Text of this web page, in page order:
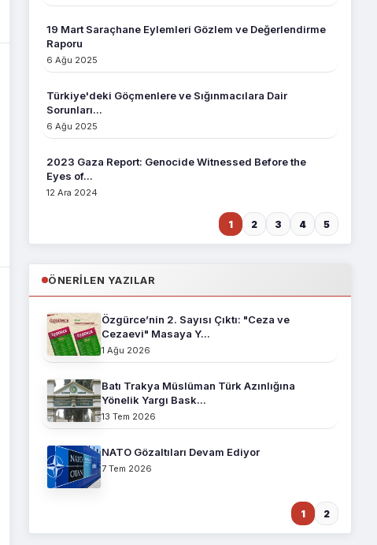
19 Mart Saraçhane Eylemleri Gözlem ve Değerlendirme
Raporu
6 Ağu 2025
Türkiye'deki Göçmenlere ve Sığınmacılara Dair
Sorunları...
6 Ağu 2025
2023 Gaza Report: Genocide Witnessed Before the
Eyes of...
12 Ara 2024
1 2 3 4 5
ÖNERILEN YAZILAR
Özgürce’nin 2. Sayısı Çıktı: "Ceza ve
Cezaevi" Masaya Y...
1 Ağu 2026
Batı Trakya Müslüman Türk Azınlığına
Yönelik Yargı Bask...
13 Tem 2026
NATO Gözaltıları Devam Ediyor
7 Tem 2026
1 2